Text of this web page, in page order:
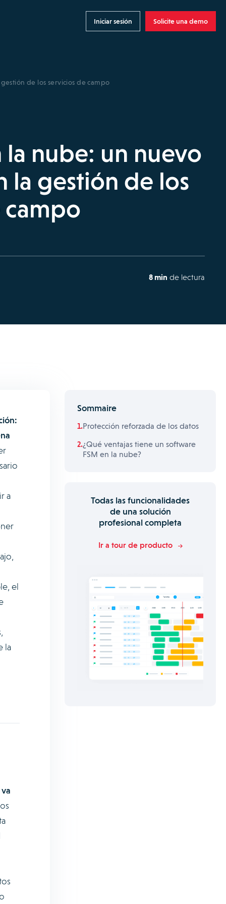
Iniciar sesión Solicite una demo
de los servicios de campo
la nube: un nuevo
la gestión de los
campo
8 min de lectura
a
el
la
Sommaire
Protección reforzada de los datos
¿Qué ventajas tiene un software
FSM en la nube?
Todas las funcionalidades
de una solución
profesional completa
Ir a tour de producto